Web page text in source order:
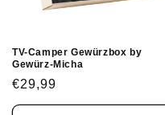
TV-Camper Gewürzbox by
Gewürz-Micha
Normaler
Preis
€29,99